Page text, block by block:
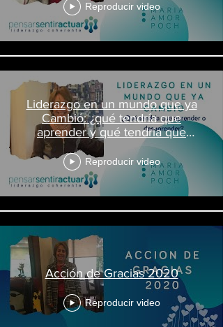
Reproducir video
Liderazgo en un mundo que ya
Cambió: ¿qué tendría que
aprender y qué tendría que
desaprender?
Reproducir video
Acción de Gracias 2020
Reproducir video